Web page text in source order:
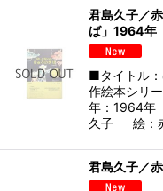
君島久子／
ば」1964年
■タイトル
作絵本シリ
年：1964年
久子 絵：
君島久子／